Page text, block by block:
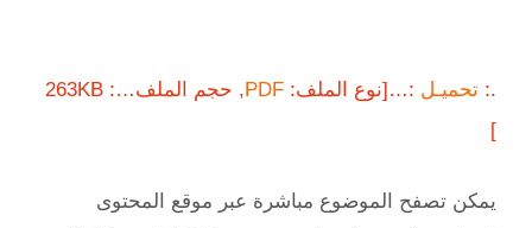
.: تحميـل :…[نوع الملف: PDF
, حجم الملف…: 263KB
]
يمكن تصفح الموضوع مباشرة عبر موقع المحتوى